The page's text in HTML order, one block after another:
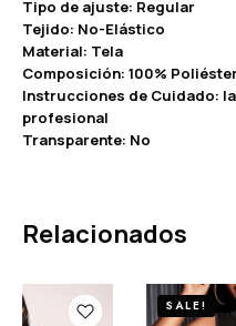
Tipo de ajuste: Regular
Tejido: No-Elástico
Material: Tela
Composición: 100%
Instrucciones de Cuidado:
profesional
Transparente: No
Relacionados
SALE!